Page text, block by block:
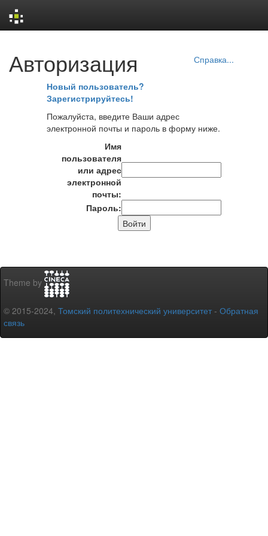
navigation
Авторизация Справка...
Новый пользователь?
Зарегистрируйтесь!
Пожалуйста, введите Ваши адрес
электронной почты и пароль в форму ниже.
Имя
пользователя
или адрес
электронной
почты:
Пароль:
Theme by
© 2015-2024, Томский политехнический университет - Обратная
связь